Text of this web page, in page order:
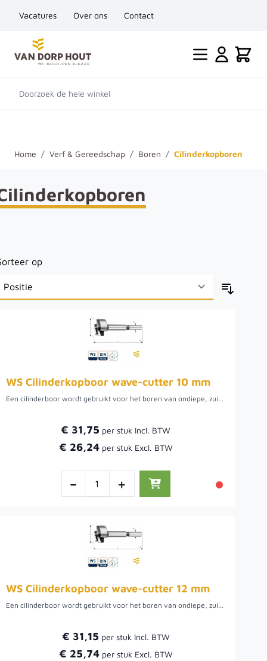
Vacatures Over ons Contact
Ga naar de inhoud
Cart
Doorzoek de hele winkel
Home / Verf & Gereedschap / Boren / Cilinderkopboren
op
WS Cilinderkopboor wave-cutter 10 mm
Een cilinderboor wordt gebruikt voor het boren van ondiepe, zuiver ronde gaten met een vlakke bodem, bijvoorbeeld om een keukenkastscharnier in een kastdeur te kunnen verzinken. Boor met hoge snelheid en veel druk. Verkrijgbaar in diverse diameters.
€ 31,75
€ 26,24
- +
WS Cilinderkopboor wave-cutter 12 mm
Een cilinderboor wordt gebruikt voor het boren van ondiepe, zuiver ronde gaten met een vlakke bodem, bijvoorbeeld om een keukenkastscharnier in een kastdeur te kunnen verzinken. Boor met hoge snelheid en veel druk. Verkrijgbaar in diverse diameters.
€ 31,15
€ 25,74